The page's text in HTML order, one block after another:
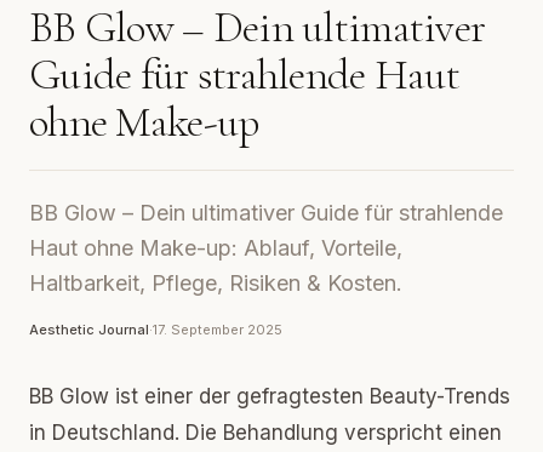
BB Glow – Dein ultimativer
Guide für strahlende Haut
ohne Make-up
BB Glow – Dein ultimativer Guide für strahlende
Haut ohne Make-up: Ablauf, Vorteile,
Haltbarkeit, Pflege, Risiken & Kosten.
Aesthetic Journal·17. September 2025
BB Glow ist einer der gefragtesten Beauty-Trends
in Deutschland. Die Behandlung verspricht einen